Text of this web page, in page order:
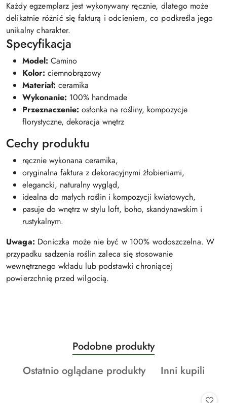
Każdy egzemplarz jest wykonywany ręcznie, dlatego może
delikatnie różnić się fakturą i odcieniem, co podkreśla jego
unikalny charakter.
Specyfikacja
Model: Camino
Kolor: ciemnobrązowy
Materiał: ceramika
Wykonanie: 100% handmade
Przeznaczenie: osłonka na rośliny, kompozycje
florystyczne, dekoracja wnętrz
Cechy produktu
ręcznie wykonana ceramika,
oryginalna faktura z dekoracyjnymi żłobieniami,
elegancki, naturalny wygląd,
idealna do małych roślin i kompozycji kwiatowych,
pasuje do wnętrz w stylu loft, boho, skandynawskim i
rustykalnym.
Uwaga: Doniczka może nie być w 100% wodoszczelna. W
przypadku sadzenia roślin zaleca się stosowanie
wewnętrznego wkładu lub podstawki chroniącej
powierzchnię przed wilgocią.
Pomiń karuzelę produktów
Produkty
o
statusie:
Podobne produkty
Produkty
Ostatnio oglądane produkty
Produkty
Inni kupili